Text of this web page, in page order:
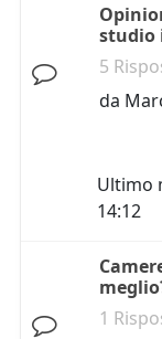
studio
5
da
Ultimo
14:12
1